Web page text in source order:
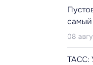
самый
08
ТАСС: